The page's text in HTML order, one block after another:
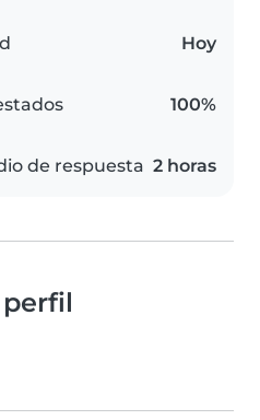
Hoy
100%
de respuesta 2 horas